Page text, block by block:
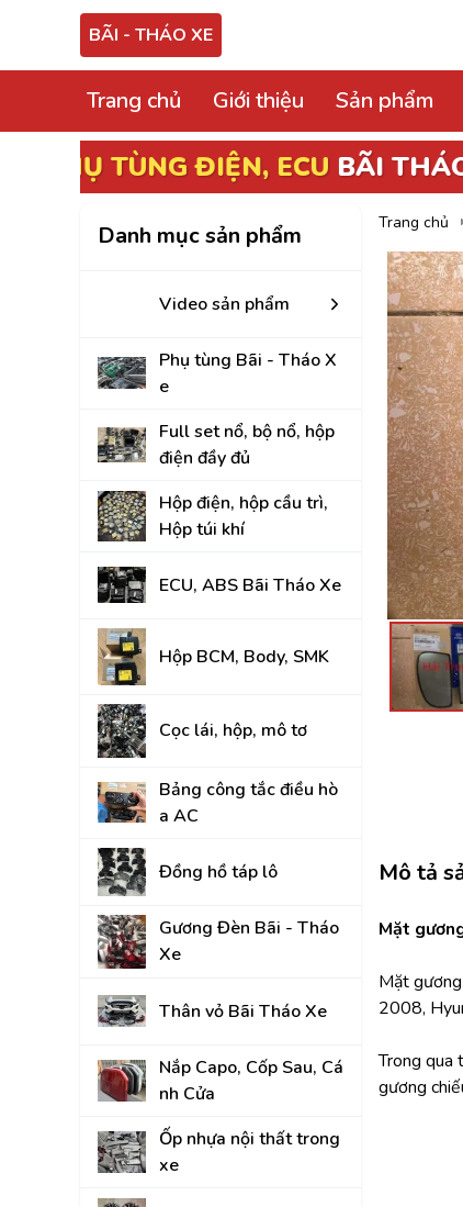
BÃI - THÁO XE
Trang chủ Giới thiệu Sản phẩm
Video sản
Phụ tùng Bãi -
Hộp điện, hộp
ECU, ABS Bãi
Hộp BCM,
Cọc lái, hộp,
Bảng công tắc
Đồng hồ táp lô
Gương Đèn Bãi
Thân vỏ Bãi
Nắp Capo, Cốp
Ốp nhựa nội
Gầm, máy, hộp
NỘI - NGOẠI
TOYOTA
HYUNDAI
ECUBÃI THÁO XE GIÁ RẺ
Danh mục sản phẩm
Video sản phẩm
Phụ tùng Bãi - Tháo X
e
Full set nổ, bộ nổ, hộp
điện đầy đủ
Hộp điện, hộp cầu trì,
Hộp túi khí
ECU, ABS Bãi Tháo Xe
Hộp BCM, Body, SMK
Cọc lái, hộp, mô tơ
Bảng công tắc điều hò
a AC
Đồng hồ táp lô
Gương Đèn Bãi - Tháo
Xe
Thân vỏ Bãi Tháo Xe
Nắp Capo, Cốp Sau, Cá
nh Cửa
Ốp nhựa nội thất trong
xe
Trang chủ
Mô tả
Mặt
Mặt
2008,
Trong qua
gương